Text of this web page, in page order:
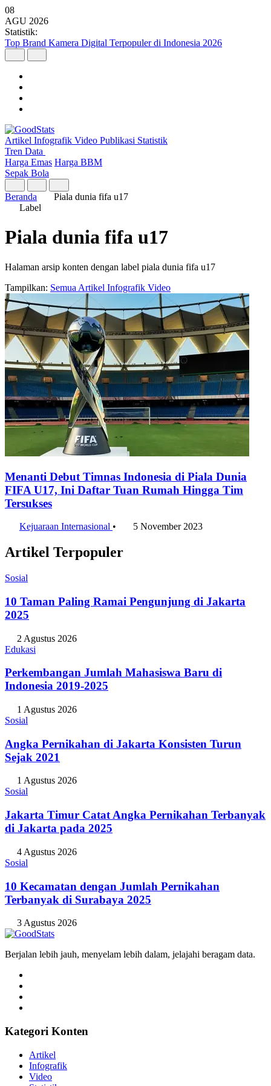
08
AGU 2026
Statistik:
Top Brand Kamera Digital Terpopuler di Indonesia 2026
Artikel Infografik Video Publikasi Statistik
Tren Data
Harga Emas Harga BBM
Sepak Bola
Beranda
Piala dunia fifa u17
Label
Piala dunia fifa u17
Halaman arsip konten dengan label piala dunia fifa u17
Tampilkan: Semua Artikel Infografik Video
Menanti Debut Timnas Indonesia di Piala Dunia
FIFA U17, Ini Daftar Tuan Rumah Hingga Tim
Tersukses
Kejuaraan Internasional • 5 November 2023
Artikel Terpopuler
Sosial
10 Taman Paling Ramai Pengunjung di Jakarta
2025
2 Agustus 2026
Edukasi
Perkembangan Jumlah Mahasiswa Baru di
Indonesia 2019-2025
1 Agustus 2026
Sosial
Angka Pernikahan di Jakarta Konsisten Turun
Sejak 2021
1 Agustus 2026
Sosial
Jakarta Timur Catat Angka Pernikahan Terbanyak
di Jakarta pada 2025
4 Agustus 2026
Sosial
10 Kecamatan dengan Jumlah Pernikahan
Terbanyak di Surabaya 2025
3 Agustus 2026
Berjalan lebih jauh, menyelam lebih dalam, jelajahi beragam data.
Kategori Konten
Artikel
Infografik
Video